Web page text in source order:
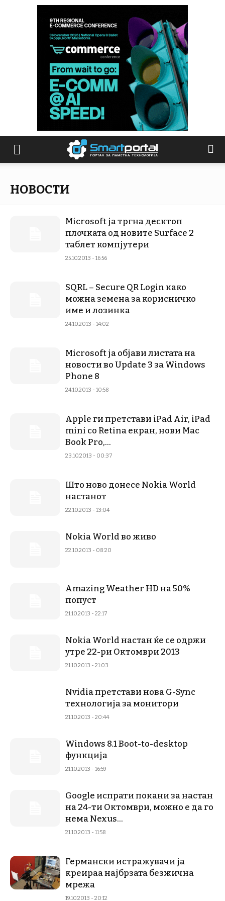
НОВОСТИ
Microsoft ја тргна десктоп
плочката од новите Surface 2
таблет компјутери
25.10.2013 - 16:56
SQRL – Secure QR Login како
можна земена за корисничко
име и лозинка
24.10.2013 - 14:02
Microsoft ја објави листата на
новости во Update 3 за Windows
Phone 8
24.10.2013 - 10:58
Apple ги претстави iPad Air, iPad
mini со Retina екран, нови Mac
Book Pro,...
23.10.2013 - 00:37
Што ново донесе Nokia World
настанот
22.10.2013 - 13:04
Nokia World во живо
22.10.2013 - 08:20
Amazing Weather HD на 50%
попуст
21.10.2013 - 22:17
Nokia World настан ќе се одржи
утре 22-ри Октомври 2013
21.10.2013 - 21:03
Nvidia претстави нова G-Sync
технологија за монитори
21.10.2013 - 20:44
Windows 8.1 Boot-to-desktop
функција
21.10.2013 - 16:59
Google испрати покани за настан
на 24-ти Октомври, можно е да го
нема Nexus...
21.10.2013 - 11:58
Германски истражувачи ја
креираа најбрзата безжична
мрежа
19.10.2013 - 20:12